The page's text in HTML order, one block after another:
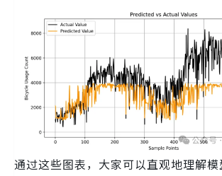
通过这些图表，大家可以直观地理解